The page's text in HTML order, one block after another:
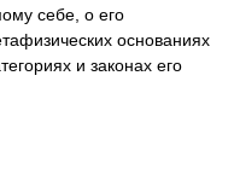
себе, о его
основаниях
и законах его